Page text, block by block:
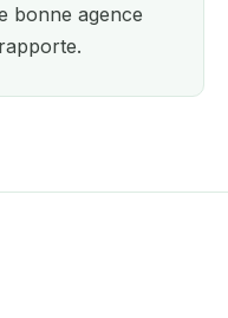
bonne agence